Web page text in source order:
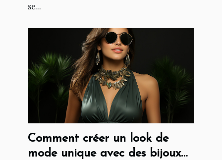
se...
Comment créer un look de
mode unique avec des bijoux